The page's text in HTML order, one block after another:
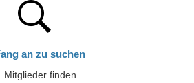
an zu suchen
Mitglieder finden